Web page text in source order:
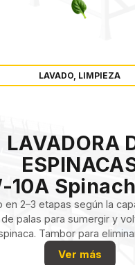
LAVADO, LIMPIEZA
LAVADORA
10A
en 2–3 etapas según la
palas para sumergir y
Tambor para
Ver más